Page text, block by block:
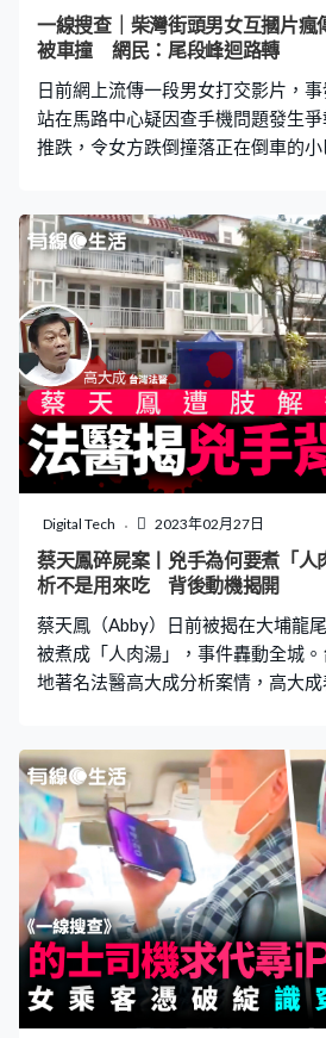
水灣交通意外 青年突衝紅燈 被私
主一招「施壓」令乘客無聲出 眼見
司機叫緊白車
一線搜查｜柴灣街頭男女互摑片
被車撞 網民：尾段峰迴路轉
日前網上流傳一段男女打交影片，
站在馬路中心疑因查手機問題發生
推跌，令女方跌倒撞落正在倒車的小
白。 更多熱門文章： 口罩令3.1起
測、減自費PCR地點 4大新防疫措
碼「黑碼」申請教學 健康申報3大
址深圳酒店10間推介 Muji酒店
開幕 福田、東門都有 男方推跌女
Facebook群組「柴灣人柴灣事」轉
為柴灣馬路中心。從影片可見，一
近男方，欲伸手搶去手機，並大喊
啫！」結果男方用手阻擋，更將女
倒車的小巴車身，幸好小巴及時停
女爭執互摑 女方隨後撿起外套，並
帽子，將他拉停，而男方則一直低
再次發生爭執，女方突然掌摑男方
手打男方，雙
Digital Tech 2023年02月27日
蔡天鳳碎屍案丨兇手為何要煮「人
析不是用來吃 背後動機揭開
蔡天鳳（Abby）日前被揭在大埔龍
被煮成「人肉湯」，事件轟動全城
地著名法醫高大成分析案情，高大
媛蔡天鳳（Abby）於22日被通報失
日）在大埔龍尾村一間村屋內發現
被煮成「人肉湯」，最終揭發一宗駭
全城，引起外界關注，連台灣傳媒亦
《東森電視》更找來當地著名資深
高大成指出，在台灣分屍案較少見
屍，而是桶屍，或棄屍在某個地方
較多分屍案，他解釋，因為這兩個
此兇手犯案後，只要分屍便找不到
就永遠都找不到。」 高大成又指，